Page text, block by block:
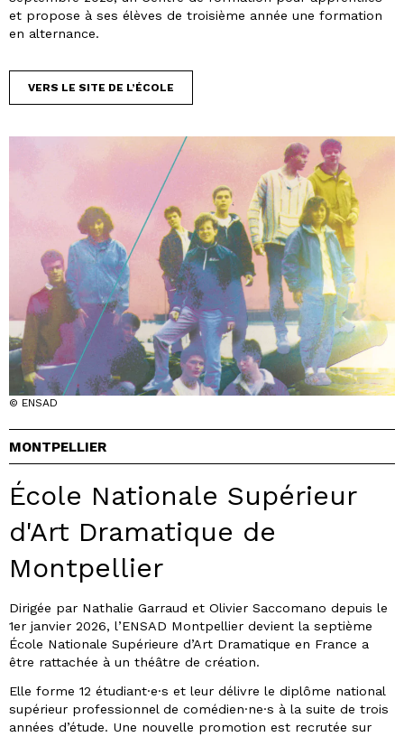
et propose à ses élèves de troisième année une formation
en alternance.
VERS LE SITE DE L’ÉCOLE
© ENSAD
MONTPELLIER
École Nationale Supérieur
d'Art Dramatique de
Montpellier
Dirigée par Nathalie Garraud et Olivier Saccomano depuis le
1er janvier 2026, l’ENSAD Montpellier devient la septième
École Nationale Supérieure d’Art Dramatique en France a
être rattachée à un théâtre de création.
Elle forme 12 étudiant·e·s et leur délivre le diplôme national
supérieur professionnel de comédien·ne·s à la suite de trois
années d’étude. Une nouvelle promotion est recrutée sur